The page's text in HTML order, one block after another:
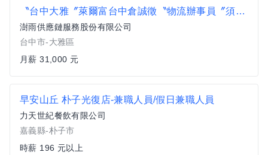
〝台中大雅〞萊爾富台中倉誠徵〝物流辦事員〞須熟悉電腦操作
澍雨供應鏈服務股份有限公司
台中市-大雅區
月薪 31,000 元
早安山丘 朴子光復店-兼職人員/假日兼職人員
力天世紀餐飲有限公司
嘉義縣-朴子市
時薪 196 元以上